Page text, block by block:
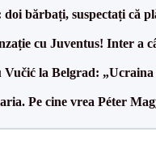
bărbați, suspectați că
cu Juventus! Inter a
la Belgrad:
Pe cine vrea Péter